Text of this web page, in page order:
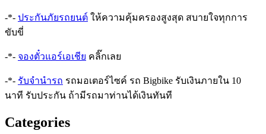
-*- ประกันภัยรถยนต์ ให้ความคุ้มครองสูงสุด สบายใจทุกการ
ขับขี่
-*- จองตั๋วแอร์เอเชีย คลิ๊กเลย
-*- รับจำนำรถ รถมอเตอร์ไซค์ รถ Bigbike รับเงินภายใน 10
นาที รับประกัน ถ้ามีรถมาท่านได้เงินทันที
Categories